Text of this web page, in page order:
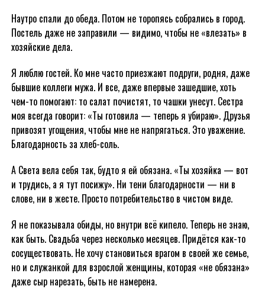
Наутро спали до обеда. Потом не торопясь собрались в город.
Постель даже не заправили — видимо, чтобы не «влезать» в
хозяйские дела.
Я люблю гостей. Ко мне часто приезжают подруги, родня, даже
бывшие коллеги мужа. И все, даже впервые зашедшие, хоть
чем-то помогают: то салат почистят, то чашки унесут. Сестра
моя всегда говорит: «Ты готовила — теперь я убираю». Друзья
привозят угощения, чтобы мне не напрягаться. Это уважение.
Благодарность за хлеб-соль.
А Света вела себя так, будто я ей обязана. «Ты хозяйка — вот
и трудись, а я тут посижу». Ни тени благодарности — ни в
слове, ни в жесте. Просто потребительство в чистом виде.
Я не показывала обиды, но внутри всё кипело. Теперь не знаю,
как быть. Свадьба через несколько месяцев. Придётся как-то
сосуществовать. Не хочу становиться врагом в своей же семье,
но и служанкой для взрослой женщины, которая «не обязана»
даже сыр нарезать, быть не намерена.